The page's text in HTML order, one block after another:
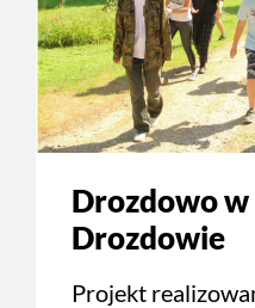
Drozdowo w
Drozdowie
Projekt